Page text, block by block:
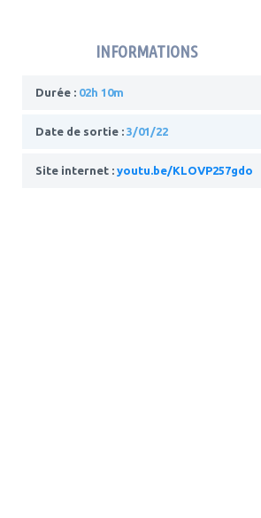
INFORMATIONS
Durée : 02h 10m
Date de sortie : 3/01/22
Site internet : youtu.be/KLOVP257gdo